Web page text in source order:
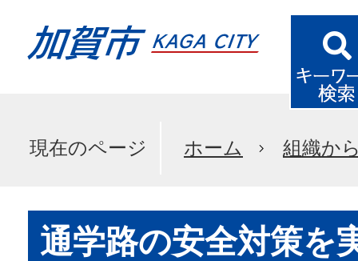
現在のページ ホーム 組織か
通学路の安全対策を